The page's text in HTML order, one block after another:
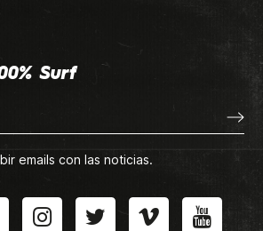
Surf
emails con las noticias.